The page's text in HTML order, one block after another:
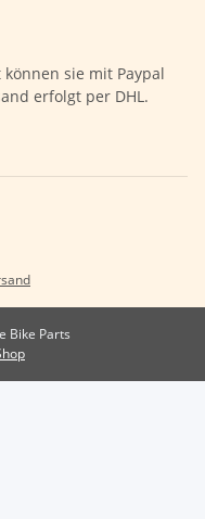
sie mit Paypal
erfolgt per DHL.
Bike Parts